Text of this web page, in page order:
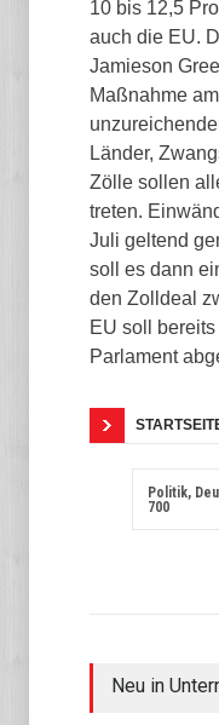
10 bis 12,5
auch die EU.
Jamieson
Maßnahme
Länder,
Zölle sollen
treten.
Juli geltend
soll es dann
den Zolldeal
EU soll
Parlament
Politik,
700
Neu in